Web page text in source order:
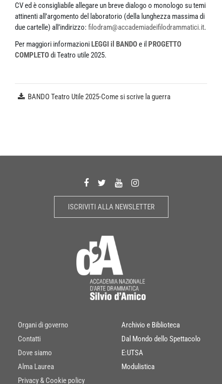
CV ed è consigliabile allegare un breve dialogo o monologo su temi
attinenti all’argomento del laboratorio (della lunghezza massima di
due cartelle) all’indirizzo: filodram@accademiadeifilodrammatici.it.
Per maggiori informazioni LEGGI il BANDOe il PROGETTO
COMPLETOdi Teatro utile 2025.
BANDO Teatro Utile 2025-Come si scrive la guerra
ISCRIVITI ALLA NEWSLETTER
Organi di governo
Contatti
Dove siamo
Alma Laurea
Privacy & Cookie policy
Archivio e Biblioteca
Dal Mondo dello Spettacolo
E:UTSA
Modulistica